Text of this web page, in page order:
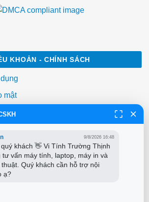
KHOẢN - CHÍNH SÁCH
mật
toán
hàng
trả
hành
đỏ VAT
9/8/2026 16:48
khách 👋 Vi Tính Trường Thịnh
tư vấn máy tính, laptop, máy in và
Quý khách cần hỗ trợ nội
ạ?